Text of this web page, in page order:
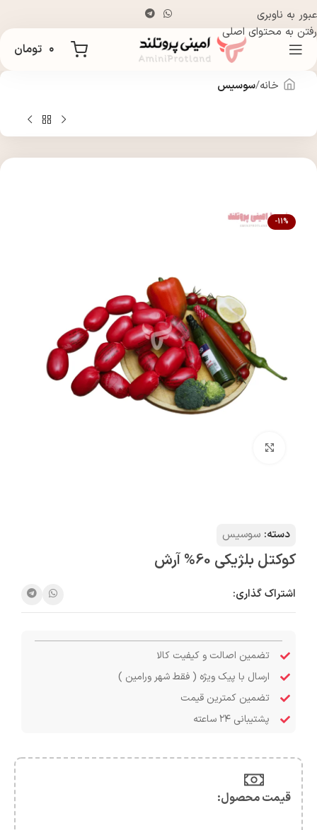
عبور به ناوبری
رفتن به محتوای اصلی
۰ تومان
خانه سوسیس
-11%
دسته: سوسیس
کوکتل بلژيکی 60% آرش
اشتراک گذاری:
تضمین اصالت و کیفیت کالا
ارسال با پیک ویژه ( فقط شهر ورامین )
تضمین کمترین قیمت
پشتیبانی ۲۴ ساعته
قیمت محصول:​